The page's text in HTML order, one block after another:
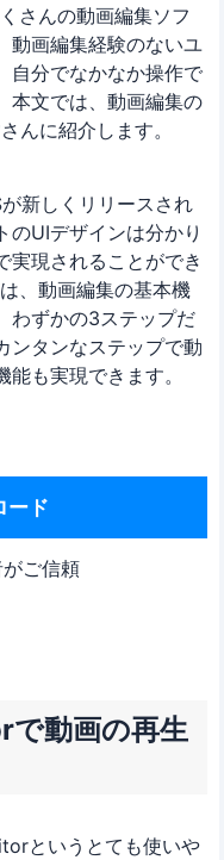
さんの動画編集ソフ
動画編集経験のないユ
自分でなかなか操作で
本文では、動画編集の
んに紹介します。
新しくリリースされ
のUIデザインは分かり
実現されることができ
、動画編集の基本機
わずかの3ステップだ
ンタンなステップで動
も実現できます。
ード
ご信頼
動画の再生
というとても使いや